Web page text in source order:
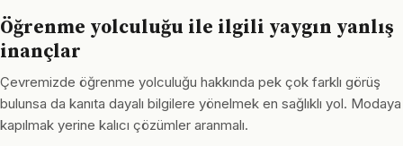
Öğrenme yolculuğu ile ilgili yaygın yanlış
inançlar
Çevremizde öğrenme yolculuğu hakkında pek çok farklı görüş
bulunsa da kanıta dayalı bilgilere yönelmek en sağlıklı yol. Modaya
kapılmak yerine kalıcı çözümler aranmalı.